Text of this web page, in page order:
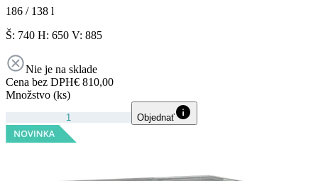
186 / 138 l
Š: 740 H: 650 V: 885
Nie je na sklade
Cena bez DPH€ 810,00
Množstvo (ks)
Objednať